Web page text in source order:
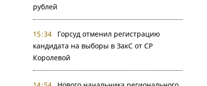
рублей
15:34
Горсуд отменил регистрацию
кандидата на выборы в ЗакС от СР
Королевой